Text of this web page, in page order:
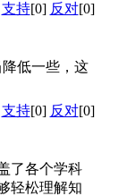
支持[0] 反对[0]
低一些，这
支持[0] 反对[0]
了各个学科
轻松理解知